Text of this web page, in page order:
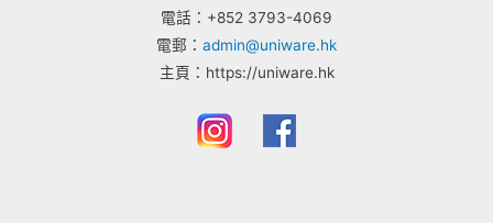
電話：+852 3793-4069
電郵： admin@uniware.hk
主頁：https://uniware.hk